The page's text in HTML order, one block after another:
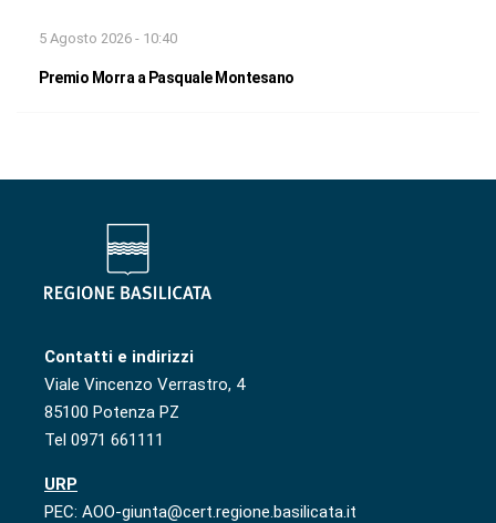
5 Agosto 2026 - 10:40
Premio Morra a Pasquale Montesano
Contatti e indirizzi
Viale Vincenzo Verrastro, 4
85100 Potenza PZ
Tel 0971 661111
URP
PEC: AOO-giunta@cert.regione.basilicata.it